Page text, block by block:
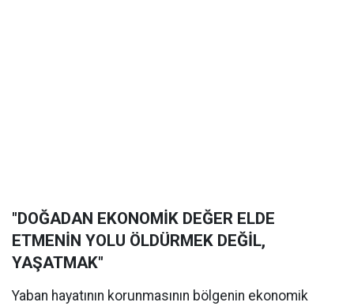
"DOĞADAN EKONOMİK DEĞER ELDE
ETMENİN YOLU ÖLDÜRMEK DEĞİL,
YAŞATMAK"
Yaban hayatının korunmasının bölgenin ekonomik